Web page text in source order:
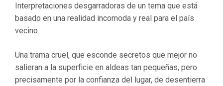
Interpretaciones desgarradoras de un tema que está
basado en una realidad incomoda y real para el país
vecino.
Una trama cruel, que esconde secretos que mejor no
salieran a la superficie en aldeas tan pequeñas, pero
precisamente por la confianza del lugar, de desentierra